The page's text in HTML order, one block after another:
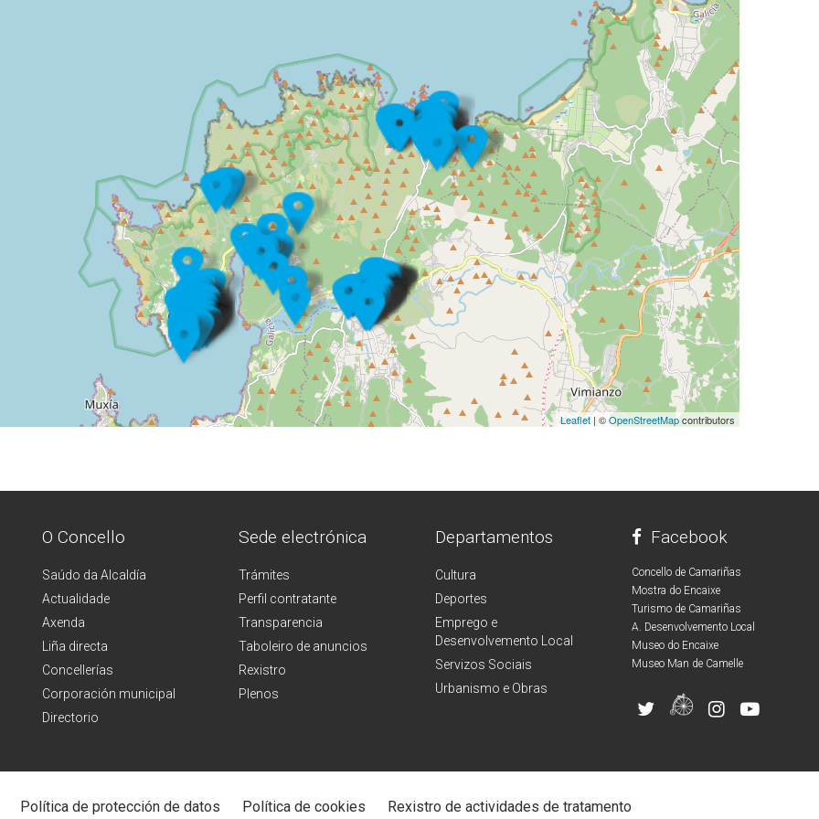
Leaflet | ©OpenStreetMapcontributors
O Concello
Saúdo da Alcaldía
Actualidade
Axenda
Liña directa
Concellerías
Corporación municipal
Directorio
Sede electrónica
Trámites
Perfil contratante
Transparencia
Taboleiro de anuncios
Rexistro
Plenos
Departamentos
Cultura
Deportes
Emprego e
Desenvolvemento Local
Servizos Sociais
Urbanismo e Obras
Facebook
Concello de Camariñas
Mostra do Encaixe
Turismo de Camariñas
A. Desenvolvemento Local
Museo do Encaixe
Museo Man de Camelle
Política de protección de datos Política de cookies Rexistro de actividades de tratamento